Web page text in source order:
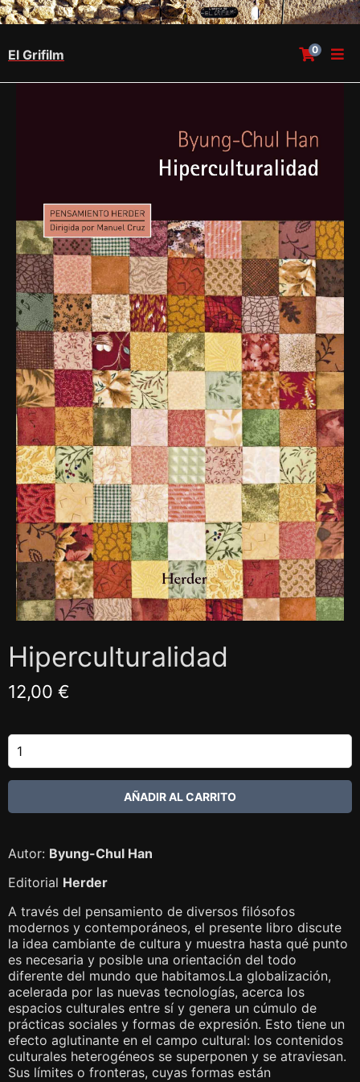
El Grifilm 0
Hiperculturalidad
12,00 €
Autor: Byung-Chul Han
Editorial Herder
A través del pensamiento de diversos filósofos
modernos y contemporáneos, el presente libro discute
la idea cambiante de cultura y muestra hasta qué punto
es necesaria y posible una orientación del todo
diferente del mundo que habitamos.La globalización,
acelerada por las nuevas tecnologías, acerca los
espacios culturales entre sí y genera un cúmulo de
prácticas sociales y formas de expresión. Esto tiene un
efecto aglutinante en el campo cultural: los contenidos
culturales heterogéneos se superponen y se atraviesan.
Sus límites o fronteras, cuyas formas están